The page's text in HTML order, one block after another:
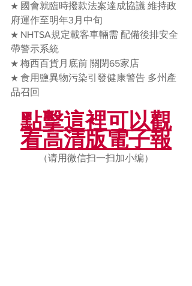
★ 國會就臨時撥款法案達成協議 維持政
府運作至明年3月中旬
★ NHTSA規定載客車輛需 配備後排安全
帶警示系統
★ 梅西百貨月底前 關閉65家店
★ 食用鹽異物污染引發健康警告 多州產
品召回
點擊這裡可以觀
看高清版電子報
（请用微信扫一扫加小编）